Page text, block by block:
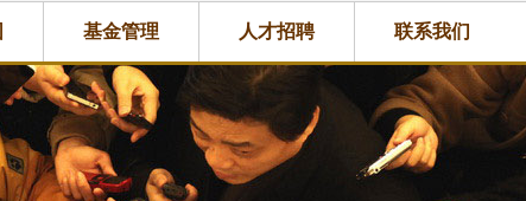
基金管理 人才招聘 联系我们